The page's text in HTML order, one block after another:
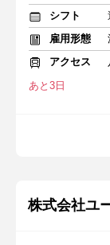
シフト
雇用形態
アクセス
あと3日
株式会社ユ